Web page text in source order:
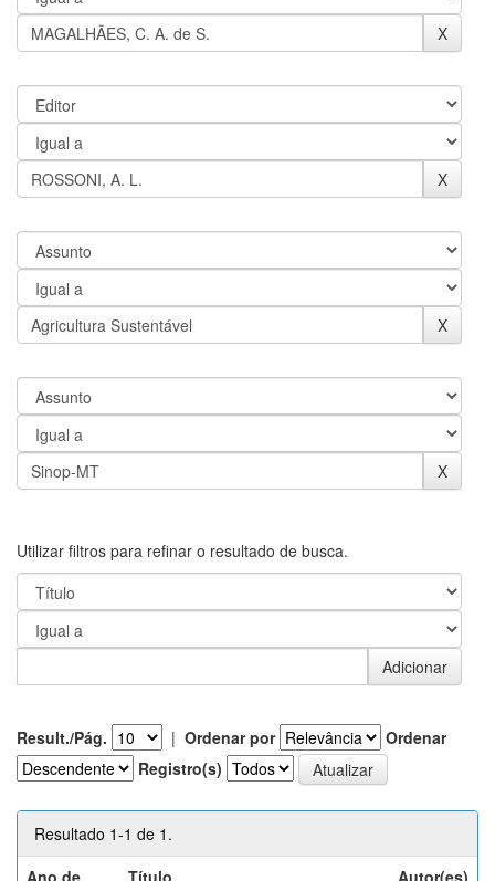
Utilizar filtros para refinar o resultado de busca.
Result./Pág. | Ordenar por
Ordenar
Registro(s)
Resultado 1-1 de 1.
Ano de
Título Autor(es)